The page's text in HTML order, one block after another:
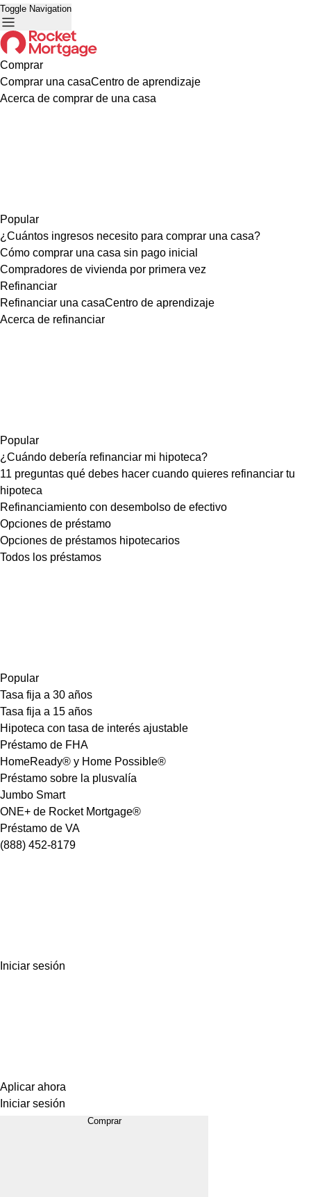
Toggle Navigation
Comprar
Comprar una casaCentro de aprendizaje
Acerca de comprar de una casa
Popular
¿Cuántos ingresos necesito para comprar una casa?
Cómo comprar una casa sin pago inicial
Compradores de vivienda por primera vez
Refinanciar
Refinanciar una casaCentro de aprendizaje
Acerca de refinanciar
Popular
¿Cuándo debería refinanciar mi hipoteca?
11 preguntas qué debes hacer cuando quieres refinanciar tu
hipoteca
Refinanciamiento con desembolso de efectivo
Opciones de préstamo
Opciones de préstamos hipotecarios
Todos los préstamos
Popular
Tasa fija a 30 años
Tasa fija a 15 años
Hipoteca con tasa de interés ajustable
Préstamo de FHA
HomeReady® y Home Possible®
Préstamo sobre la plusvalía
Jumbo Smart
ONE+ de Rocket Mortgage®
Préstamo de VA
(888) 452-8179
Iniciar sesión
Aplicar ahora
Iniciar sesión
Comprar